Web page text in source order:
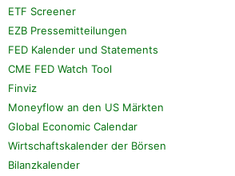
ETF Screener
EZB Pressemitteilungen
FED Kalender und Statements
CME FED Watch Tool
Finviz
Moneyflow an den US Märkten
Global Economic Calendar
Wirtschaftskalender der Börsen
Bilanzkalender